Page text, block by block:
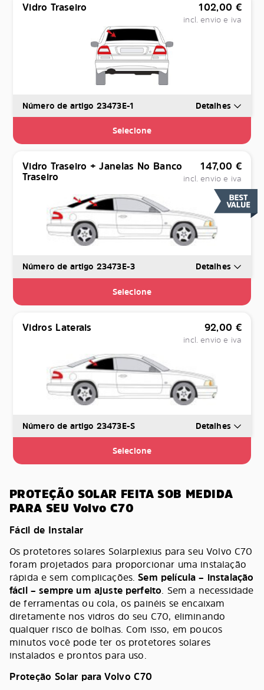
Vidro Traseiro 102,00 €
incl. envio e iva
Número de artigo 23473E-1 Detalhes
Selecione
Vidro Traseiro + Janelas No Banco
Traseiro
147,00 €
incl. envio e iva
Número de artigo 23473E-3 Detalhes
Selecione
Vidros Laterais 92,00 €
incl. envio e iva
Número de artigo 23473E-S Detalhes
Selecione
PROTEÇÃO SOLAR FEITA SOB MEDIDA
PARA SEU Volvo C70
Fácil de Instalar
Os protetores solares Solarplexius para seu Volvo C70
foram projetados para proporcionar uma instalação
rápida e sem complicações.Sem película – instalação
fácil – sempre um ajuste perfeito. Sem a necessidade
de ferramentas ou cola, os painéis se encaixam
diretamente nos vidros do seu C70, eliminando
qualquer risco de bolhas. Com isso, em poucos
minutos você pode ter os protetores solares
instalados e prontos para uso.
Proteção Solar para Volvo C70